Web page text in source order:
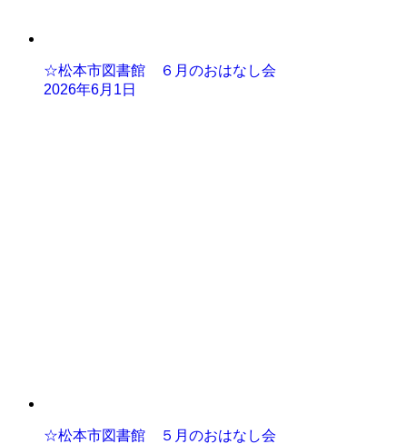
☆松本市図書館 ６月のおはなし会
2026年6月1日
☆松本市図書館 ５月のおはなし会